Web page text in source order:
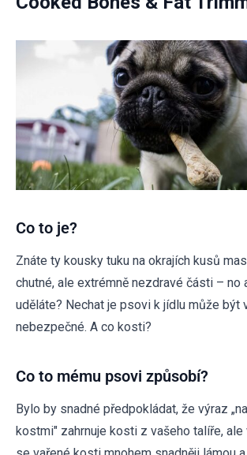
Co to je?
Znáte ty kousky tuku na okrajích kusů
chutné, ale extrémně nezdravé části – no
uděláte? Nechat je psovi k jídlu může být
nebezpečné. A co kosti?
Co to mému psovi způsobí?
Bylo by snadné předpokládat, že výraz
kostmi" zahrnuje kosti z vašeho talíře,